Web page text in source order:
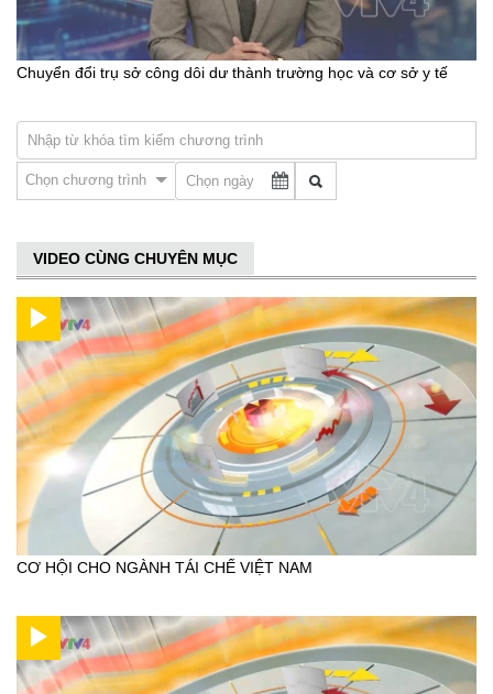
Chuyển đổi trụ sở công dôi dư thành trường học và cơ sở y tế
Chọn chương trình
VIDEO CÙNG CHUYÊN MỤC
CƠ HỘI CHO NGÀNH TÁI CHẾ VIỆT NAM